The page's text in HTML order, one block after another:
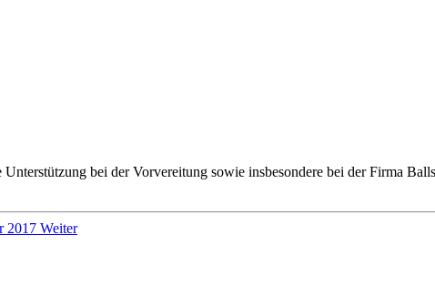
bei der Vorvereitung sowie insbesondere bei der Firma
2017 Weiter